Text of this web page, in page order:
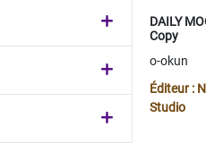
DAILY
Copy
o-okun
Éditeur :
Studio